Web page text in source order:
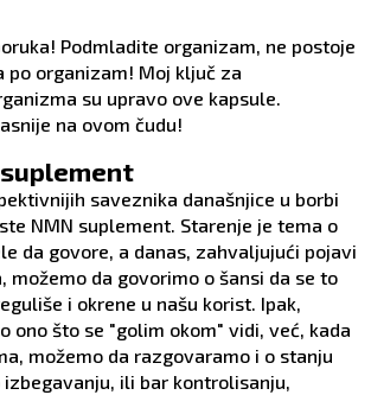
Podmladite organizam, ne postoje
po organizam! Moj ključ za
su upravo ove kapsule.
na ovom čudu!
saveznika današnjice u borbi
NMN suplement. Starenje je tema o
da govore, a danas, zahvaljujući pojavi
možemo da govorimo o šansi da se to
i okrene u našu korist. Ipak,
ono što se "golim okom" vidi, već, kada
možemo da razgovaramo i o stanju
ili bar kontrolisanju,